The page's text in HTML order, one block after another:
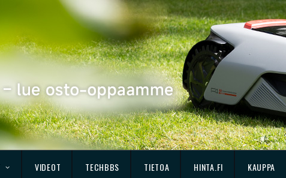
VIDEOT TECHBBS TIETOA HINTA.FI KAUPPA